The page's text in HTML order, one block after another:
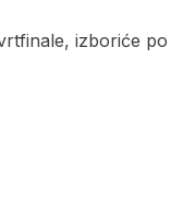
izboriće po